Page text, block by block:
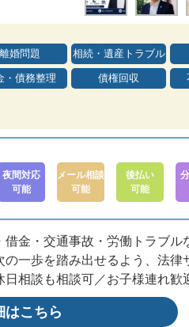
離婚問題 相続・遺産トラブル
・債務整理 債権回収
夜間対応
可能
メール相談
可能
後払い
可能
金・交通事故・労働トラブル
一歩を踏み出せるよう、法律
相談も相談可／お子様連れ歓
はこちら